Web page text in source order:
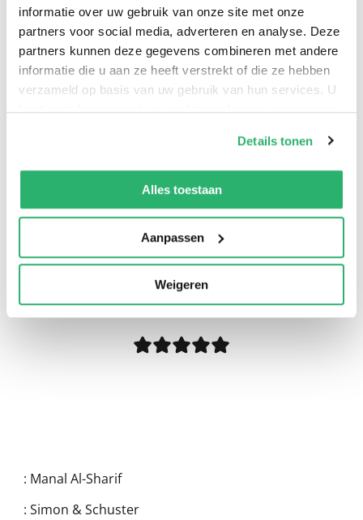
informatie over uw gebruik van onze site met onze
partners voor social media, adverteren en analyse. Deze
partners kunnen deze gegevens combineren met andere
informatie die u aan ze heeft verstrekt of die ze hebben
verzameld op basis van uw gebruik van hun services. U
kunt op ieder moment uw cookievoorkeuren aanpassen
We werken samen met13 derdendie uw gegevens
kunnen ontvangen en verwerken.
Details tonen
Alles toestaan
Aanpassen
Weigeren
0|0
: Manal Al-Sharif
: Simon & Schuster